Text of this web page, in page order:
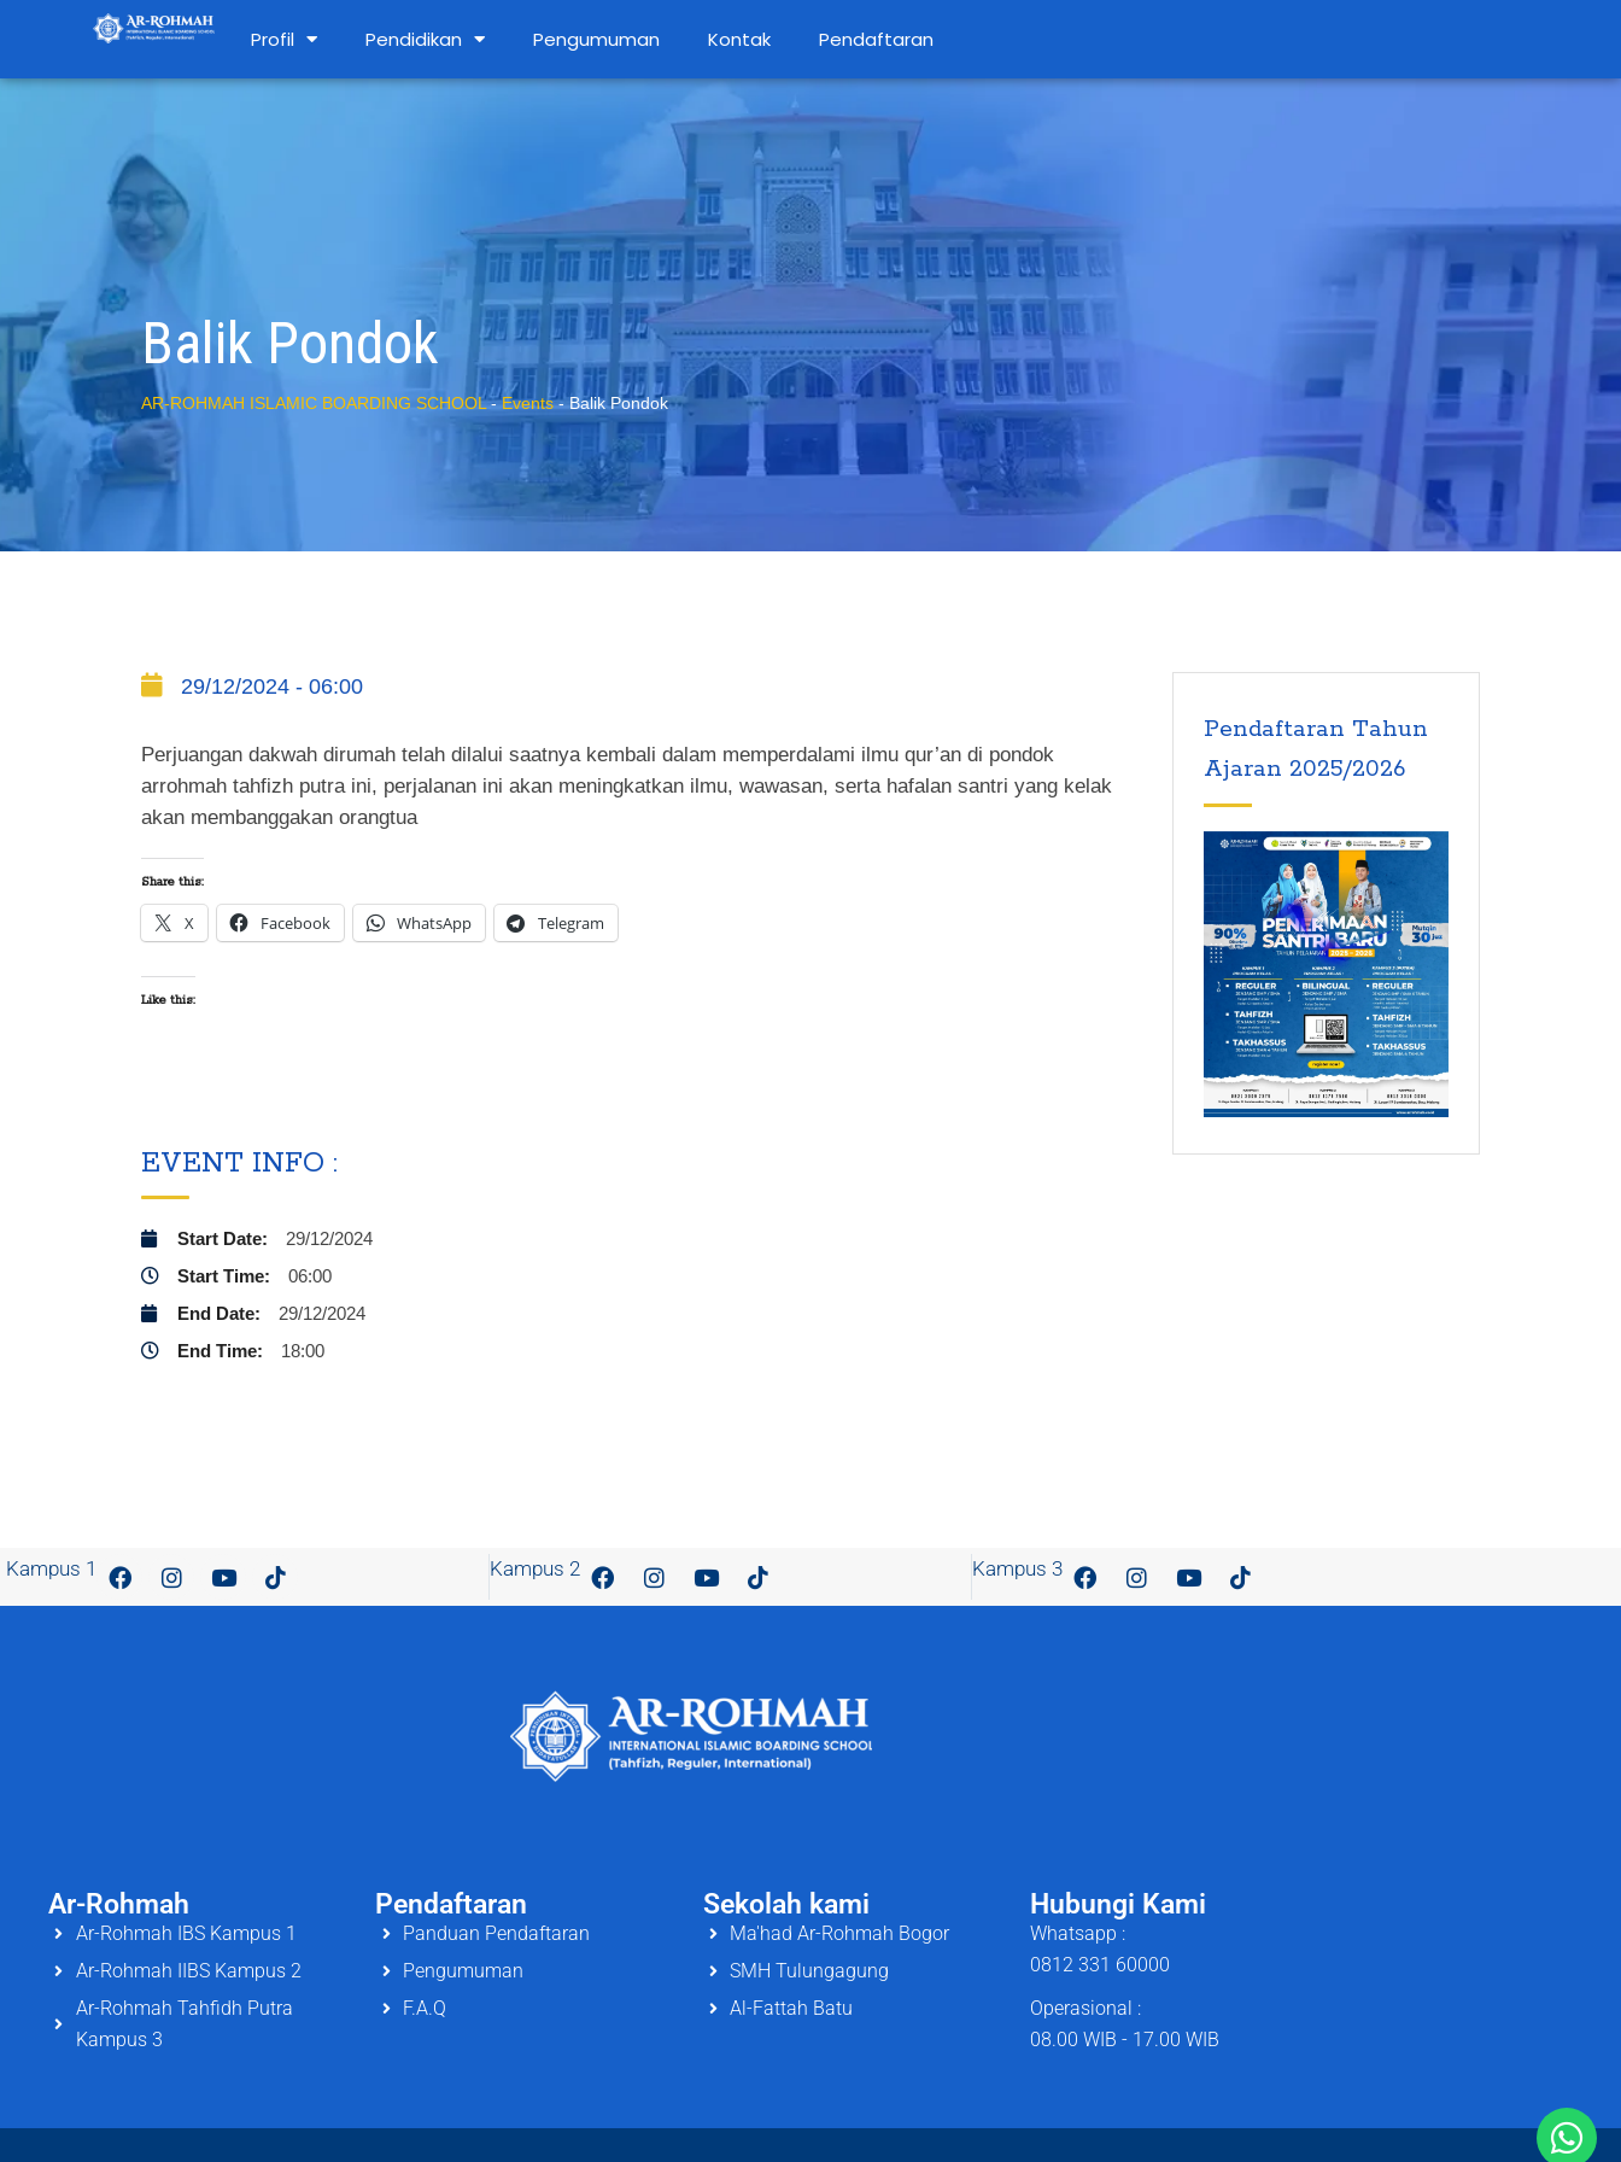
Profil Pendidikan Pengumuman Kontak Pendaftaran
Balik Pondok
AR-ROHMAH ISLAMIC BOARDING SCHOOL-Events-Balik Pondok
29/12/2024 - 06:00
Perjuangan dakwah dirumah telah dilalui saatnya kembali dalam memperdalami ilmu qur’an di pondok
arrohmah tahfizh putra ini, perjalanan ini akan meningkatkan ilmu, wawasan, serta hafalan santri yang kelak
akan membanggakan orangtua
Share this:
X Facebook WhatsApp Telegram
Like this:
EVENT INFO :
Start Date:
29/12/2024
Start Time:
06:00
End Date:
29/12/2024
End Time:
18:00
Pendaftaran Tahun
Ajaran 2025/2026
Kampus 1 Kampus 2 Kampus 3
Ar-Rohmah
Ar-Rohmah IBS Kampus 1
Ar-Rohmah IIBS Kampus 2
Ar-Rohmah Tahfidh Putra
Kampus 3
Pendaftaran
Panduan Pendaftaran
Pengumuman
F.A.Q
Hubungi Kami
Whatsapp :
0812 331 60000
Operasional :
08.00 WIB - 17.00 WIB
Sekolah kami
Ma'had Ar-Rohmah Bogor
SMH Tulungagung
Al-Fattah Batu